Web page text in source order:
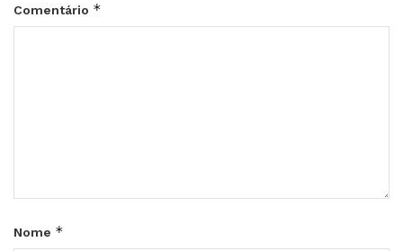
Comentário *
Nome *